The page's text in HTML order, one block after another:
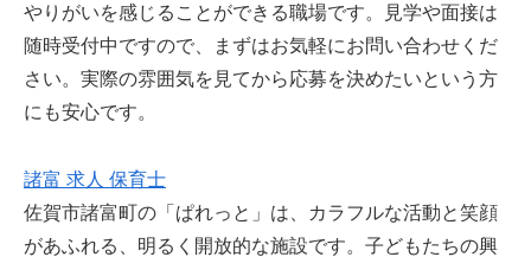
やりがいを感じることができる職場です。見学や面接は
随時受付中ですので、まずはお気軽にお問い合わせくだ
さい。実際の雰囲気を見てから応募を決めたいという方
にも安心です。
諸富 求人 保育士
佐賀市諸富町の「ぱれっと」は、カラフルな活動と笑顔
があふれる、明るく開放的な施設です。子どもたちの興